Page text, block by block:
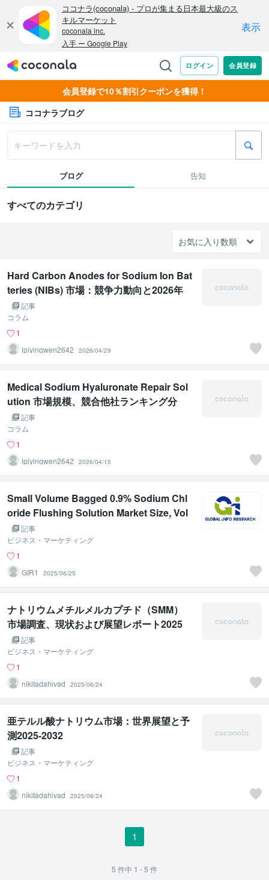
会員登録で10％割引クーポンを獲得！
ココナラブログ
ブログ 告知
すべてのカテゴリ
Hard Carbon Anodes for Sodium Ion Bat
teries (NIBs) 市場：競争力動向と2026年
までの世界展望
記事
コラム
1
lpiyingwen2642
2026/04/29
Medical Sodium Hyaluronate Repair Sol
ution 市場規模、競合他社ランキング分
析、市場動向予測レポート 2026-2032
記事
コラム
1
lpiyingwen2642
2026/04/15
Small Volume Bagged 0.9% Sodium Chl
oride Flushing Solution Market Size, Vol
ume, Revenue, Trends Analysis Report
2025
記事
ビジネス・マーケティング
1
GIR1
2025/06/25
ナトリウムメチルメルカプチド（SMM）
市場調査、現状および展望レポート2025
記事
ビジネス・マーケティング
1
nikitadahivad
2025/06/24
亜テルル酸ナトリウム市場：世界展望と予
測2025-2032
記事
ビジネス・マーケティング
1
nikitadahivad
2025/06/24
1
5 件中 1 - 5 件